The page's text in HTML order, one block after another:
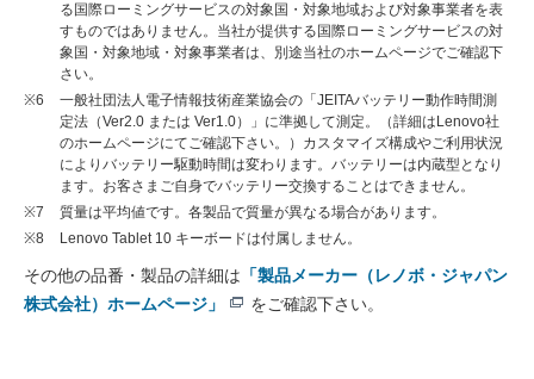
る国際ローミングサービスの対象国・対象地域および対象事業者を表
すものではありません。当社が提供する国際ローミングサービスの対
象国・対象地域・対象事業者は、別途当社のホームページでご確認下
さい。
※6
一般社団法人電子情報技術産業協会の「JEITAバッテリー動作時間測
定法（Ver2.0 または Ver1.0）」に準拠して測定。（詳細はLenovo社
のホームページにてご確認下さい。）カスタマイズ構成やご利用状況
によりバッテリー駆動時間は変わります。バッテリーは内蔵型となり
ます。お客さまご自身でバッテリー交換することはできません。
※7
質量は平均値です。各製品で質量が異なる場合があります。
※8
Lenovo Tablet 10 キーボードは付属しません。
その他の品番・製品の詳細は 「製品メーカー（レノボ・ジャパン
株式会社）ホームページ」
をご確認下さい。